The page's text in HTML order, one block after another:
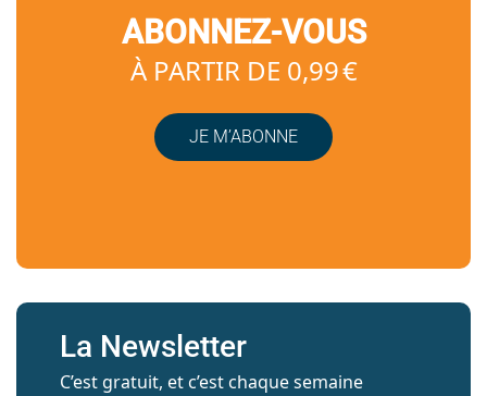
ABONNEZ-VOUS
À PARTIR DE 0,99 €
JE M’ABONNE
La Newsletter
C’est gratuit, et c’est chaque semaine